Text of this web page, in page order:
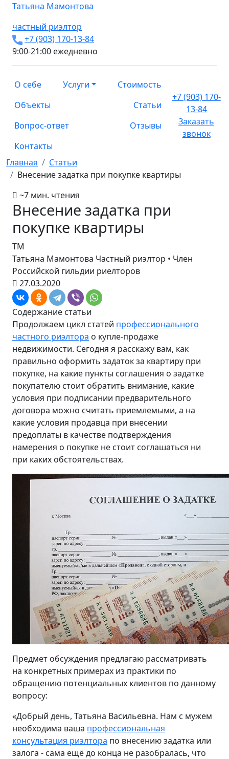
Татьяна Мамонтова
частный риэлтор
+7 (903) 170-13-84
9:00-21:00 ежедневно
О себе Услуги
Стоимость
Объекты
Статьи
Вопрос-ответ
Отзывы
Контакты
+7 (903) 170-
13-84
Заказать
звонок
Главная
Статьи
Внесение задатка при покупке квартиры
~7 мин. чтения
Внесение задатка при
покупке квартиры
ТМ
Татьяна Мамонтова Частный риэлтор • Член
Российской гильдии риелторов
27.03.2020
Содержание статьи
Продолжаем цикл статей профессионального
частного риэлтора о купле-продаже
недвижимости. Сегодня я расскажу вам, как
правильно оформить задаток за квартиру при
покупке, на какие пункты соглашения о задатке
покупателю стоит обратить внимание, какие
условия при подписании предварительного
договора можно считать приемлемыми, а на
какие условия продавца при внесении
предоплаты в качестве подтверждения
намерения о покупке не стоит соглашаться ни
при каких обстоятельствах.
Предмет обсуждения предлагаю рассматривать
на конкретных примерах из практики по
обращению потенциальных клиентов по данному
вопросу:
«Добрый день, Татьяна Васильевна. Нам с мужем
необходима ваша профессиональная
консультация риэлтора по внесению задатка или
залога - сама ещё до конца не разобралась, что